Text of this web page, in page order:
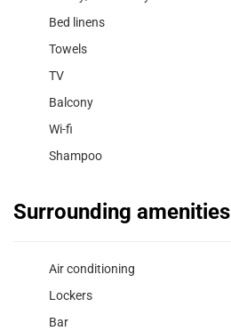
Bed linens
Towels
TV
Balcony
Wi-fi
Shampoo
Surrounding amenities
Air conditioning
Lockers
Bar